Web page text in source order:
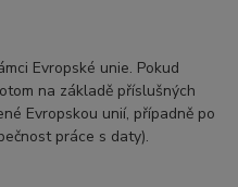
Evropské unie. Pokud
na základě příslušných
Evropskou unií, případně po
práce s daty).